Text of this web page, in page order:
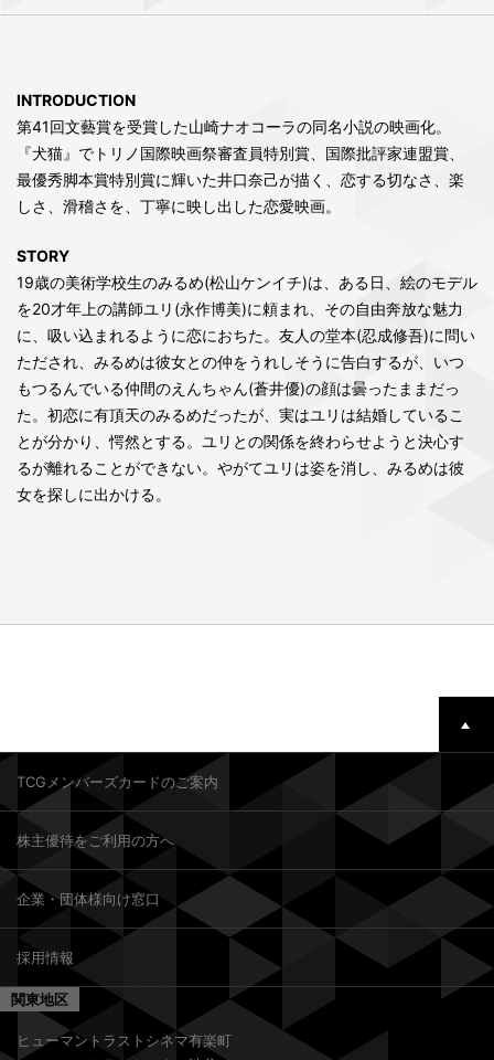
INTRODUCTION
第41回文藝賞を受賞した山崎ナオコーラの同名小説の映画化。
『犬猫』でトリノ国際映画祭審査員特別賞、国際批評家連盟賞、
最優秀脚本賞特別賞に輝いた井口奈己が描く、恋する切なさ、楽
しさ、滑稽さを、丁寧に映し出した恋愛映画。
STORY
19歳の美術学校生のみるめ(松山ケンイチ)は、ある日、絵のモデル
を20才年上の講師ユリ(永作博美)に頼まれ、その自由奔放な魅力
に、吸い込まれるように恋におちた。友人の堂本(忍成修吾)に問い
ただされ、みるめは彼女との仲をうれしそうに告白するが、いつ
もつるんでいる仲間のえんちゃん(蒼井優)の顔は曇ったままだっ
た。初恋に有頂天のみるめだったが、実はユリは結婚しているこ
とが分かり、愕然とする。ユリとの関係を終わらせようと決心す
るが離れることができない。やがてユリは姿を消し、みるめは彼
女を探しに出かける。
TCGメンバーズカードのご案内
株主優待をご利用の方へ
企業・団体様向け窓口
採用情報
関東地区
ヒューマントラストシネマ有楽町